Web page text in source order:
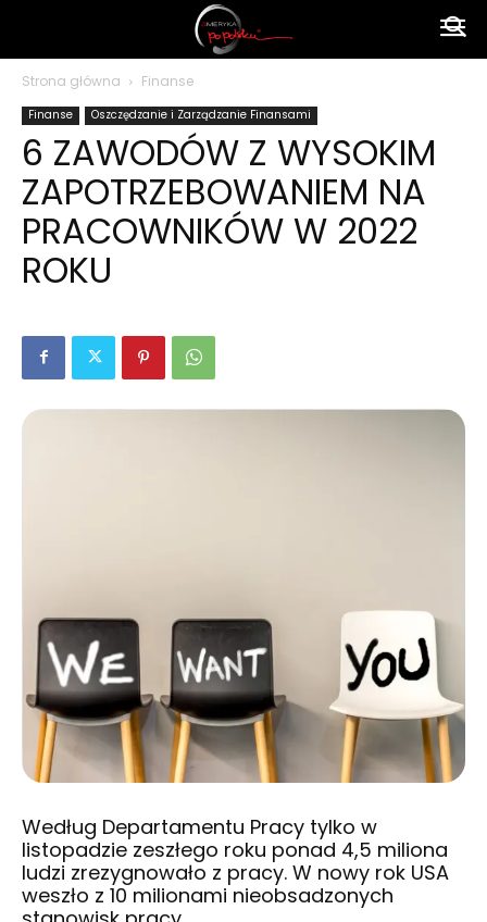
polsku
Strona główna Finanse
Finanse Oszczędzanie i Zarządzanie Finansami
6 ZAWODÓW Z WYSOKIM
ZAPOTRZEBOWANIEM NA
PRACOWNIKÓW W 2022
ROKU
Według Departamentu Pracy tylko w
listopadzie zeszłego roku ponad 4,5 miliona
ludzi zrezygnowało z pracy. W nowy rok USA
weszło z 10 milionami nieobsadzonych